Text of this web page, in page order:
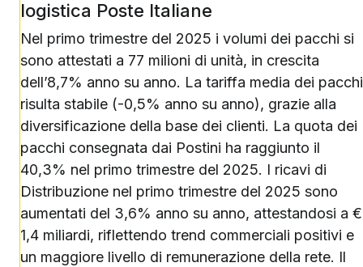
logistica Poste Italiane
Nel primo trimestre del 2025 i volumi dei pacchi si
sono attestati a 77 milioni di unità, in crescita
dell’8,7% anno su anno. La tariffa media dei pacchi
risulta stabile (-0,5% anno su anno), grazie alla
diversificazione della base dei clienti. La quota dei
pacchi consegnata dai Postini ha raggiunto il
40,3% nel primo trimestre del 2025. I ricavi di
Distribuzione nel primo trimestre del 2025 sono
aumentati del 3,6% anno su anno, attestandosi a €
1,4 miliardi, riflettendo trend commerciali positivi e
un maggiore livello di remunerazione della rete. Il